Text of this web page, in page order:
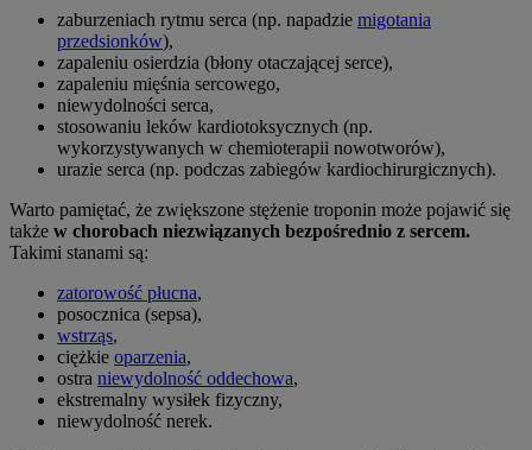
zaburzeniach rytmu serca (np. napadzie migotania
przedsionków),
zapaleniu osierdzia (błony otaczającej serce),
zapaleniu mięśnia sercowego,
niewydolności serca,
stosowaniu leków kardiotoksycznych (np.
wykorzystywanych w chemioterapii nowotworów),
urazie serca (np. podczas zabiegów kardiochirurgicznych).
Warto pamiętać, że zwiększone stężenie troponin może pojawić się
także w chorobach niezwiązanych bezpośrednio z sercem.
Takimi stanami są:
zatorowość płucna,
posocznica (sepsa),
wstrząs,
ciężkie oparzenia,
ostra niewydolność oddechowa,
ekstremalny wysiłek fizyczny,
niewydolność nerek.